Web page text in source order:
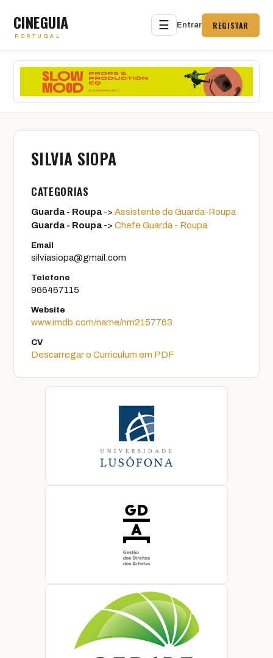
CINEGUIA
PORTUGAL
☰ Entrar REGISTAR
SILVIA SIOPA
CATEGORIAS
Guarda - Roupa -> Assistente de Guarda-Roupa
Guarda - Roupa -> Chefe Guarda - Roupa
Email
silviasiopa@gmail.com
Telefone
966467115
Website
www.imdb.com/name/nm2157763
CV
Descarregar o Curriculum em PDF